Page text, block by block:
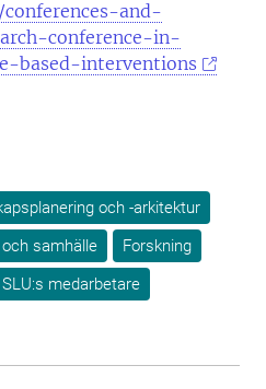
and-
conference-in-
based-interventions
och -arkitektur
samhälle
Forskning
medarbetare